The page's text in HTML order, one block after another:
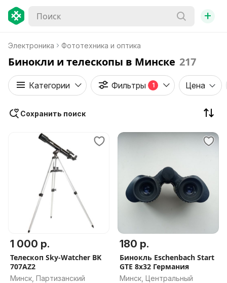
+
Электроника Фототехника и оптика
Бинокли и телескопы в Минске 217
Категории Фильтры 1 Цена
Сохранить поиск
1 000 р.
Телескоп Sky-Watcher BK
707AZ2
Минск, Партизанский
180 р.
Бинокль Eschenbach Start
GTE 8х32 Германия
Минск, Центральный